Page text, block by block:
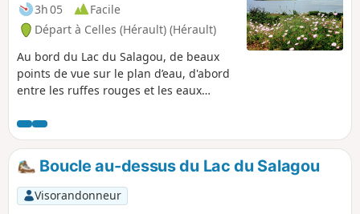
3h 05
Facile
Départ à Celles (Hérault) (Hérault)
Au bord du Lac du Salagou, de beaux
points de vue sur le plan d’eau, d'abord
entre les ruffes rouges et les eaux
du plateau de l'Auverne.
Boucle au-dessus du Lac du Salagou
Visorandonneur